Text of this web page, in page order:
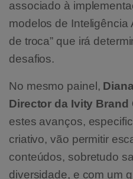
associado à
modelos de Inteligência
de troca” que irá
desafios.
No mesmo painel,
Director da Ivity Brand
estes avanços,
criativo, vão permitir
conteúdos, sobretudo
diversidade, e com um